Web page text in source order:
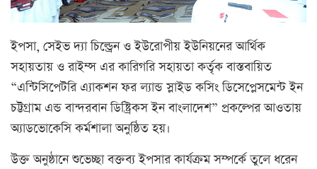
ইপসা, সেইভ দ্যা চিল্ড্রেন ও ইউরোপীয় ইউনিয়নের আর্থিক
সহায়তায় ও রাইম্স এর কারিগরি সহায়তা কর্তৃক বাস্তবায়িত
“এন্টিসিপেটরি এ্যাকশন ফর ল্যান্ড স্লাইড কসিং ডিসেপ্লেসমেন্ট ইন
চট্টগ্রাম এন্ড বান্দরবান ডিষ্ট্রিকস ইন বাংলাদেশ” প্রকল্পের আওতায়
অ্যাডভোকেসি কর্মশালা অনুষ্ঠিত হয়।
উক্ত অনুষ্ঠানে শুভেচ্ছা বক্তব্য ইপসার কার্যক্রম সম্পর্কে তুলে ধরেন